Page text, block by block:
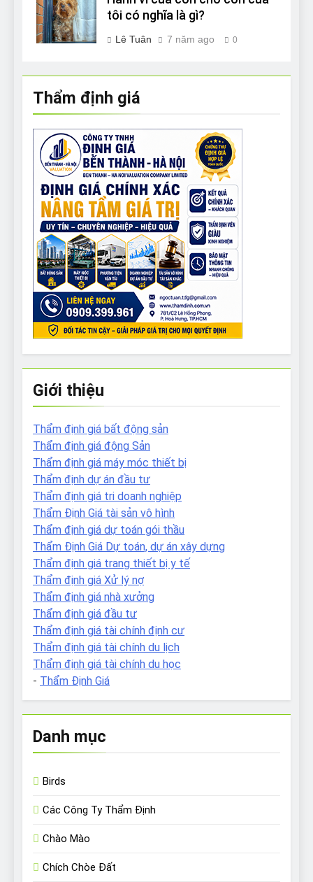
tôi có nghĩa là gì?
Lê Tuân 7 năm ago 0
Thẩm định giá
Giới thiệu
Thẩm định giá bất động sản
Thẩm định giá động Sản
Thẩm định giá máy móc thiết bị
Thẩm định dự án đầu tư
Thẩm định giá tri doanh nghiệp
Thẩm Định Giá tài sản vô hình
Thẩm định giá dự toán gói thầu
Thẩm Định Giá Dự toán, dự án xây dựng
Thẩm định giá trang thiết bị y tế
Thẩm định giá Xử lý nợ
Thẩm định giá nhà xưởng
Thẩm định giá đầu tư
Thẩm định giá tài chính định cư
Thẩm định giá tài chính du lịch
Thẩm định giá tài chính du học
- Thẩm Định Giá
Danh mục
Birds
Các Công Ty Thẩm Định
Chào Mào
Chích Chòe Đất